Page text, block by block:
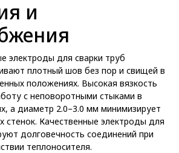
и
электроды для сварки труб
плотный шов без пор и свищей в
положениях. Высокая вязкость
с неповоротными стыками в
а диаметр 2.0–3.0 мм минимизирует
стенок. Качественные электроды для
долговечность соединений при
теплоносителя.